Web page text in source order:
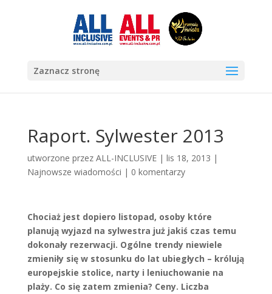
Zaznacz stronę
Raport. Sylwester 2013
utworzone przez ALL-INCLUSIVE| lis 18, 2013 |
Najnowsze wiadomości | 0 komentarzy
Chociaż jest dopiero listopad, osoby które
planują wyjazd na sylwestra już jakiś czas temu
dokonały rezerwacji. Ogólne trendy niewiele
zmieniły się w stosunku do lat ubiegłych – królują
europejskie stolice, narty i leniuchowanie na
plaży. Co się zatem zmienia? Ceny. Liczba